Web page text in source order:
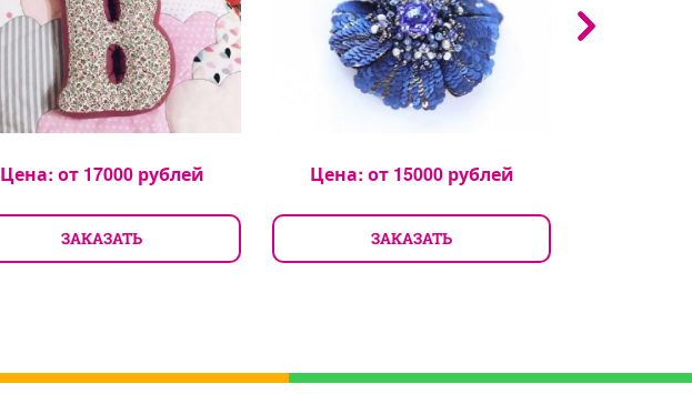
Цена: от 17000рублей
ЗАКАЗАТЬ
Цена: от 15000рублей
ЗАКАЗАТЬ